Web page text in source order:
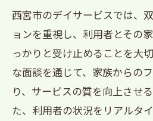
西宮市のデイサービスでは、
ョンを重視し、利用者とその
っかりと受け止めることを大
な面談を通じて、家族からの
り、サービスの質を向上させ
た、利用者の状況をリアルタ